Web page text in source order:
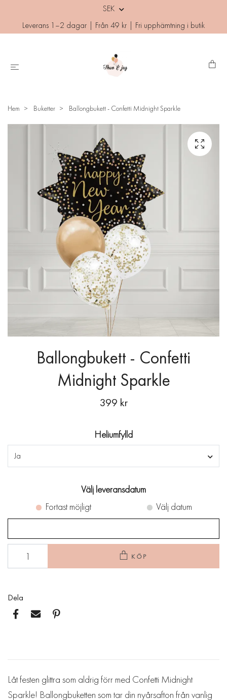
SEK
Leverans 1–2 dagar | Från 49 kr | Fri upphämtning i butik
Hem Buketter Ballongbukett - Confetti Midnight Sparkle
Ballongbukett - Confetti
Midnight Sparkle
399 kr
Heliumfylld
Ja
Välj leveransdatum
Fortast möjligt
Välj datum
KÖP
Dela
Låt festen glittra som aldrig förr med Confetti Midnight
Sparkle! Ballongbuketten som tar din nyårsafton från vanlig